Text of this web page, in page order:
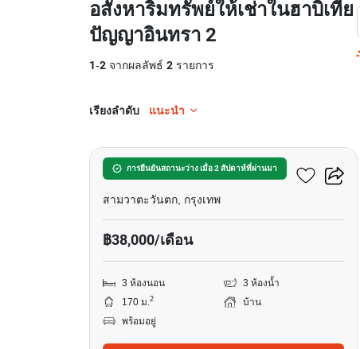
อสังหาริมทรัพย์ให้เช่าในฮาบิเทีย
ปัญญาอินทรา 2
1-2 จากผลลัพธ์ 2 รายการ
เรียงลำดับ แนะนำ
การยืนยันสถานะว่าง เมื่อ 2 สัปดาห์ที่ผ่านมา
ฮาบิเทีย ปัญญาอินทรา 2
สามวาตะวันตก, กรุงเทพ
฿38,000/เดือน
3 ห้องนอน
3 ห้องน้ำ
170 ม.2
บ้าน
พร้อมอยู่